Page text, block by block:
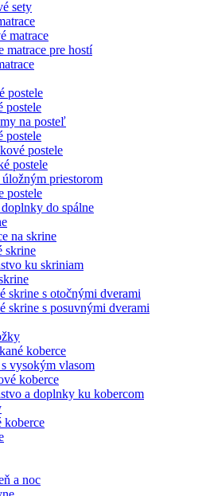
sety
matrace
matrace pre hostí
postele
postele
na posteľ
postele
postele
postele
úložným priestorom
postele
do spálne
na skrine
skrine
ku skriniam
skrine s otočnými dverami
skrine s posuvnými dverami
koberce
vysokým vlasom
koberce
a doplnky ku kobercom
koberce
a noc